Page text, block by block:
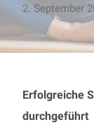
2. September
Erfolgreiche
durchgeführt